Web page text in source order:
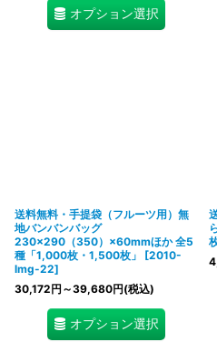
オプション選択
送料無料・手提袋（フルーツ用）無
地バンバンバッグ
230×290（350）×60mmほか 全5
種「1,000枚・1,500枚」
[2010-
lmg-22]
30,172円 ～39,680円(税込)
オプション選択